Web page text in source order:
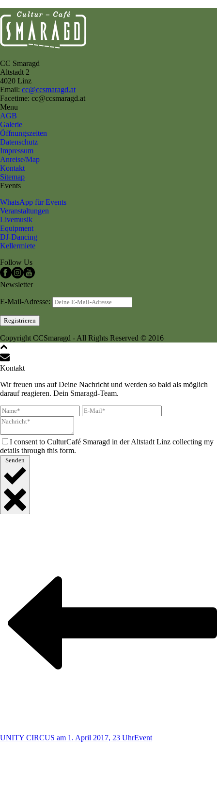
CC Smaragd
Altstadt 2
4020 Linz
Email: cc@ccsmaragd.at
Facetime: cc@ccsmaragd.at
Menu
AGB
Galerie
Öffnungszeiten
Datenschutz
Impressum
Anreise/Map
Kontakt
Sitemap
Events
WhatsApp für Events
Veranstaltungen
Livemusik
Equipment
DJ-Dancing
Kellermiete
Follow Us
Newsletter
E-Mail-Adresse:
Copyright CCSmaragd - All Rights Reserved © 2016
Kontakt
Wir freuen uns auf Deine Nachricht und werden so bald als möglich
darauf reagieren. Dein Smaragd-Team.
I consent to CulturCafé Smaragd in der Altstadt Linz collecting my
details through this form.
Senden
UNITY CIRCUS am 1. April 2017, 23 UhrEvent